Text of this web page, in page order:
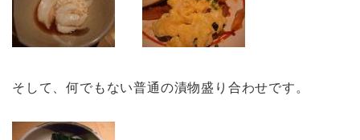
そして、何でもない普通の漬物盛り合わせです。